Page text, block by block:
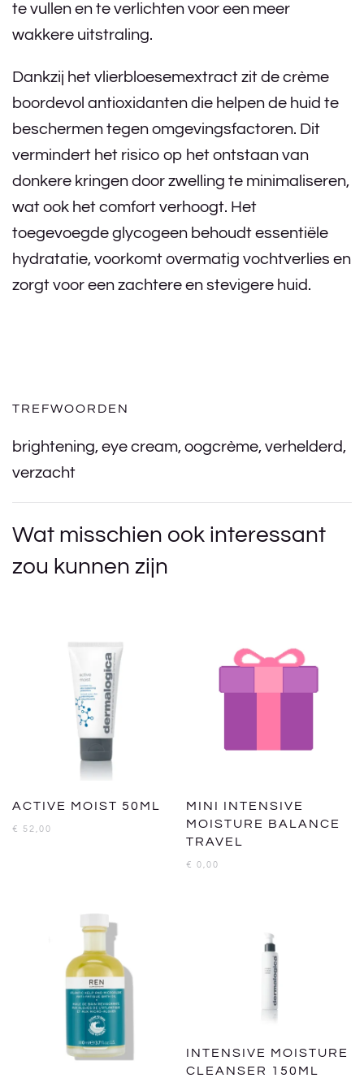
te vullen en te verlichten voor een meer
wakkere uitstraling.
Dankzij het vlierbloesemextract zit de crème
boordevol antioxidanten die helpen de huid te
beschermen tegen omgevingsfactoren. Dit
vermindert het risico op het ontstaan van
donkere kringen door zwelling te minimaliseren,
wat ook het comfort verhoogt. Het
toegevoegde glycogeen behoudt essentiële
hydratatie, voorkomt overmatig vochtverlies en
zorgt voor een zachtere en stevigere huid.
TREFWOORDEN
brightening, eye cream, oogcrème, verhelderd,
verzacht
Wat misschien ook interessant
zou kunnen zijn
ACTIVE MOIST 50ML
€ 52,00
MINI INTENSIVE
MOISTURE BALANCE
TRAVEL
€ 0,00
INTENSIVE MOISTURE
CLEANSER 150ML